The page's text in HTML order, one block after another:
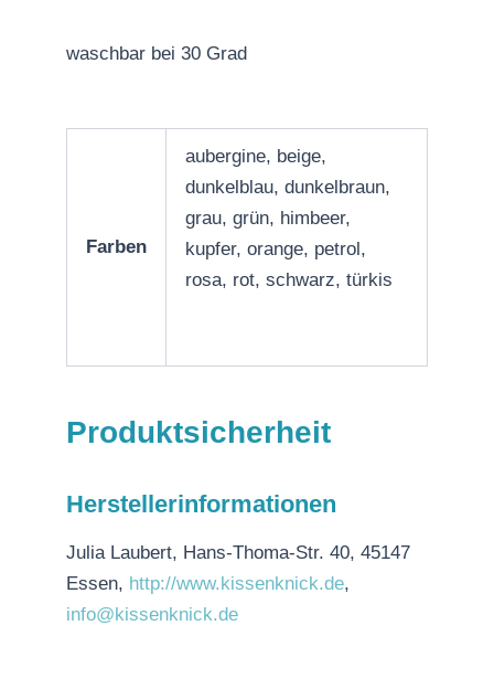
waschbar bei 30 Grad
Farben
aubergine, beige,
dunkelblau, dunkelbraun,
grau, grün, himbeer,
kupfer, orange, petrol,
rosa, rot, schwarz, türkis
Produktsicherheit
Herstellerinformationen
Julia Laubert, Hans-Thoma-Str. 40, 45147
Essen, http://www.kissenknick.de,
info@kissenknick.de